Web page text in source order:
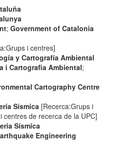
;Government of Catalonia
i centres]
y Cartografía Ambiental
i Cartografia Ambiental;
Cartography Centre
Sísmica [Recerca:Grups i
centres de recerca de la UPC]
Sísmica
Engineering